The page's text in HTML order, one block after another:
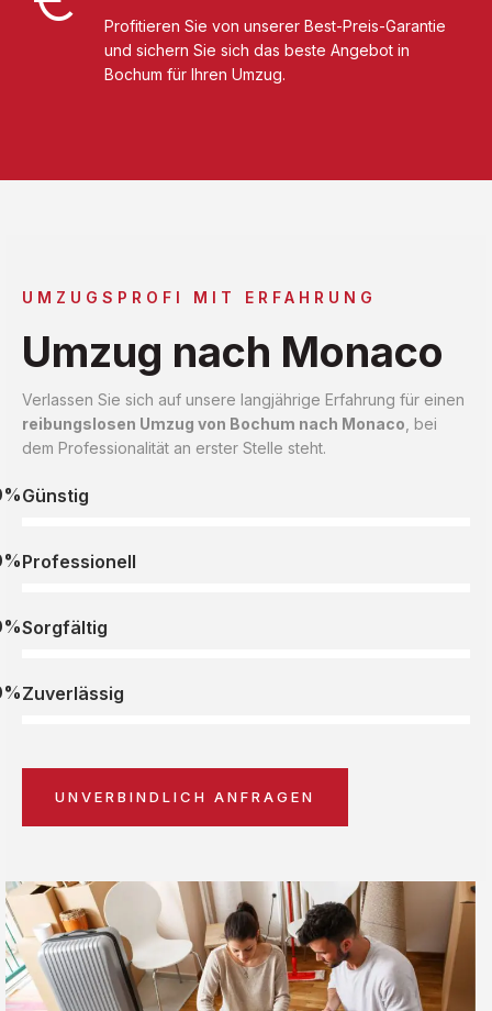
Profitieren Sie von unserer Best-Preis-Garantie
und sichern Sie sich das beste Angebot in
Bochum für Ihren Umzug.
UMZUGSPROFI MIT ERFAHRUNG
Umzug nach Monaco
Verlassen Sie sich auf unsere langjährige Erfahrung für einen
reibungslosen Umzug von Bochum nach Monaco , bei
dem Professionalität an erster Stelle steht.
Günstig
Professionell
Sorgfältig
Zuverlässig
UNVERBINDLICH ANFRAGEN